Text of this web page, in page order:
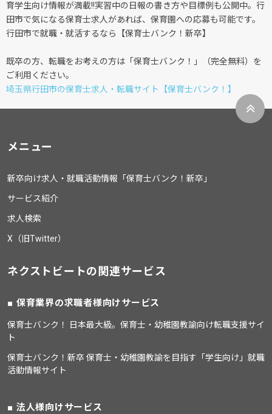
育学生向け情報が満載!!実習中の日報の書き方や目標例も公開中。行
田市で気になる保育士求人があれば、保育園への応募も可能です。
行田市で就職・就活するなら【保育士バンク！新卒】
既卒の方、転職をお考えの方は「保育士バンク！」（完全無料）を
ご利用ください。
埼玉県行田市の保育士求人・転職サイト【保育士バンク！】
メニュー
新卒向け求人・就職活動情報「保育士バンク！新卒」
サービス紹介
求人検索
X（旧Twitter）
ネクストビートの関連サービス
保育業界の求職者様向けサービス
保育士バンク！ 日本最大級。保育士・幼稚園教諭向け転職支援サイ
ト
保育士バンク！新卒 保育士・幼稚園教諭を目指す「学生向け」就職
活動情報サイト
法人様向けサービス